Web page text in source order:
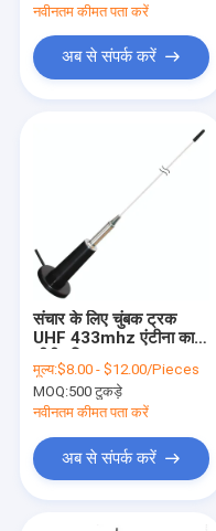
नवीनतम कीमत पता करें
अब से संपर्क करें
संचार के लिए चुंबक ट्रक
UHF 433mhz एंटीना कार
मूल्य:$8.00 - $12.00/Pieces
MOQ:500 टुकड़े
नवीनतम कीमत पता करें
अब से संपर्क करें